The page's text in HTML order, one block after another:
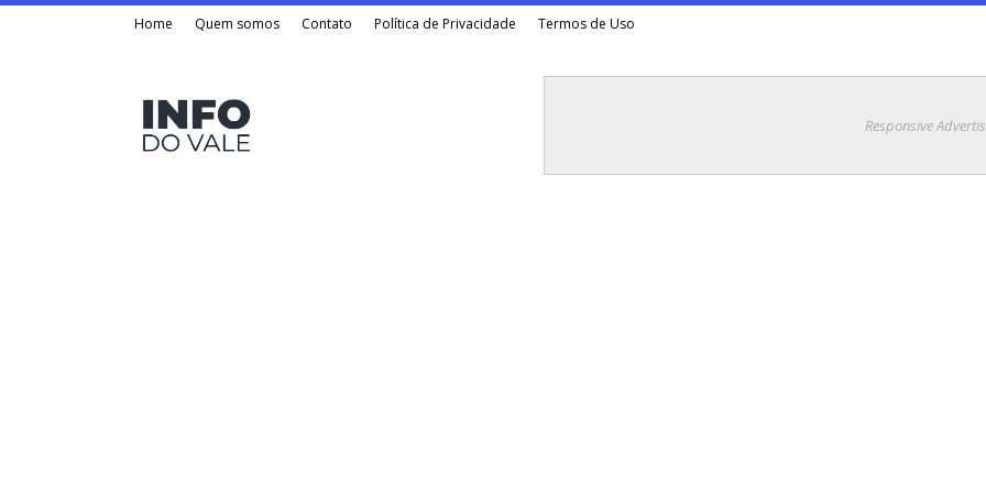
Home Quem somos Contato Política de Privacidade Termos de Uso
Responsive